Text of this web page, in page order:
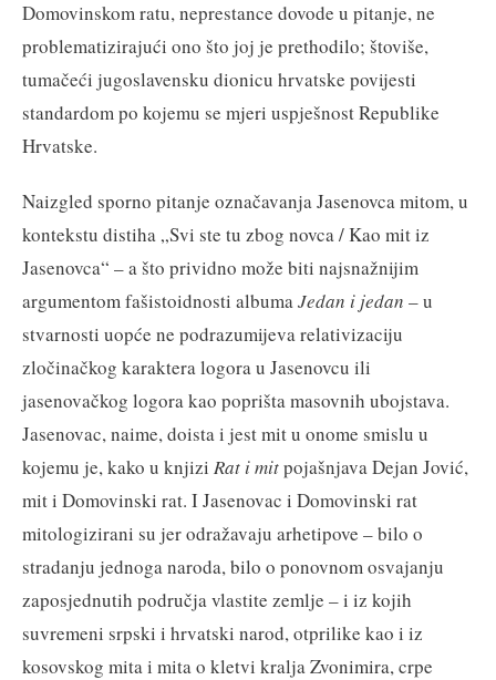
Domovinskom ratu, neprestance dovode u pitanje, ne
problematizirajući ono što joj je prethodilo; štoviše,
tumačeći jugoslavensku dionicu hrvatske povijesti
standardom po kojemu se mjeri uspješnost Republike
Hrvatske.
Naizgled sporno pitanje označavanja Jasenovca mitom, u
kontekstu distiha „Svi ste tu zbog novca / Kao mit iz
Jasenovca“ – a što prividno može biti najsnažnijim
argumentom fašistoidnosti albumaJedan i jedan – u
stvarnosti uopće ne podrazumijeva relativizaciju
zločinačkog karaktera logora u Jasenovcu ili
jasenovačkog logora kao poprišta masovnih ubojstava.
Jasenovac, naime, doista i jest mit u onome smislu u
kojemu je, kako u knjizi Rat i mitpojašnjava Dejan Jović,
mit i Domovinski rat. I Jasenovac i Domovinski rat
mitologizirani su jer odražavaju arhetipove – bilo o
stradanju jednoga naroda, bilo o ponovnom osvajanju
zaposjednutih područja vlastite zemlje – i iz kojih
suvremeni srpski i hrvatski narod, otprilike kao i iz
kosovskog mita i mita o kletvi kralja Zvonimira, crpe